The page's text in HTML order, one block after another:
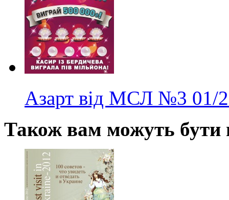
Азарт від МСЛ №3 01/
Також вам можуть бути